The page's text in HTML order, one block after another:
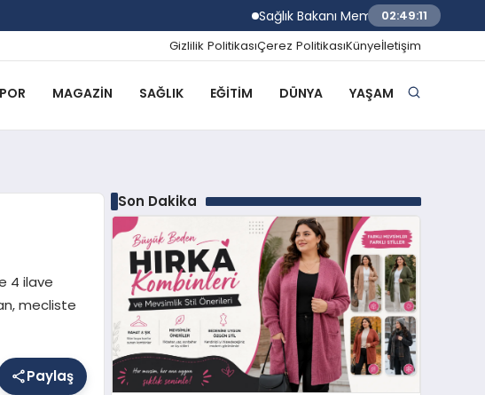
Sağlık Bakanı Memişoğlu Rize Şehir
02:49:12
Gizlilik PolitikasıÇerez PolitikasıKünyeİletişim
MAGAZIN SAĞLIK EĞITIM DÜNYA YAŞAM
4 ilave
mecliste
Paylaş
Son Dakika